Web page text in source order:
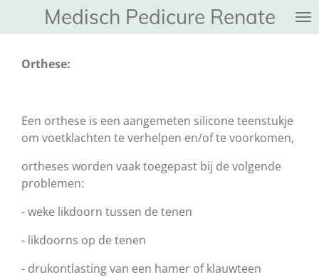
direct
Medisch Pedicure Renate
Orthese:
Een orthese is een aangemeten silicone teenstukje
om voetklachten te verhelpen en/of te voorkomen,
ortheses worden vaak toegepast bij de volgende
problemen:
- weke likdoorn tussen de tenen
- likdoorns op de tenen
- drukontlasting van een hamer of klauwteen